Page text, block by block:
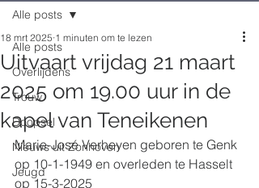
Alle posts
Overlijdens
Trouw
Doopsel
Nieuws uit Zonhoven
Jeugd
Alle posts
Uitvaart vrijdag 21 maart
2025 om 19.00 uur in de
kapel van Teneikenen
18 mrt 2025 1 minuten om te lezen
Marie-José Verheyen geboren te Genk
op 10-1-1949 en overleden te Hasselt
op 15-3-2025